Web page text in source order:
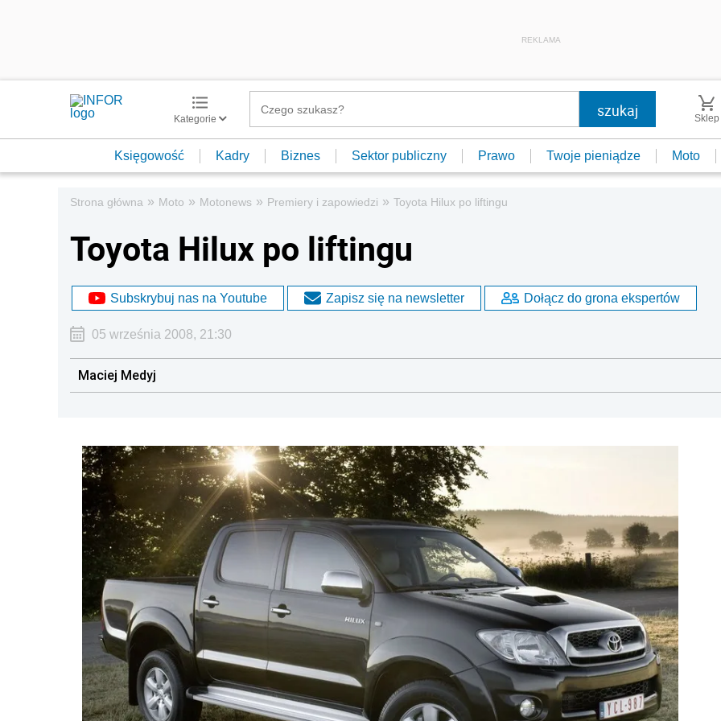
REKLAMA
Kategorie Sklep
Księgowość Kadry Biznes Sektor publiczny Prawo Twoje pieniądze Moto
Strona główna » Moto » Motonews » Premiery i zapowiedzi » Toyota Hilux po liftingu
Toyota Hilux po liftingu
Subskrybuj nas na Youtube Zapisz się na newsletter Dołącz do grona ekspertów
05 września 2008, 21:30
Maciej Medyj